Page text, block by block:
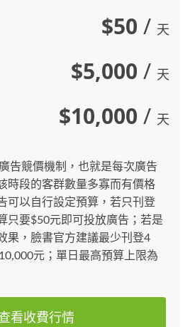
$50 / 天
$5,000 / 天
$10,000 / 天
告競價機制，也就是每次廣告
時段的客群數量多寡而有價格
可以自行設定預算，若只刊登
只要$50元即可投放廣告；若是
果，臉書官方建議最少刊登4
元；單日最高預算上限為
看收費行情